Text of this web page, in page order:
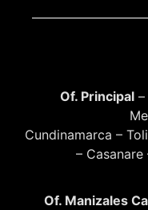
Of. Principal –
Cundinamarca –
–
Of. Manizales